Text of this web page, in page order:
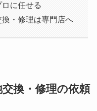
に任せる
・修理は専門店へ
換・修理の依頼